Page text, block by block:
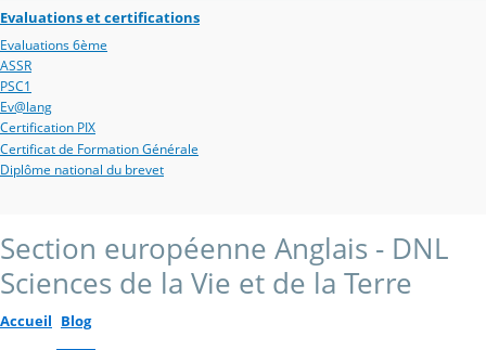
Evaluations et certifications
Evaluations 6ème
ASSR
PSC1
Ev@lang
Certification PIX
Certificat de Formation Générale
Diplôme national du brevet
Section européenne Anglais - DNL
Sciences de la Vie et de la Terre
Accueil Blog